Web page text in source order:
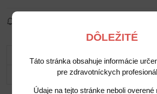
DÔLEŽITÉ
Táto stránka obsahuje informácie
pre zdravotníckych
Údaje na tejto stránke neboli overené
Potrebujete poradiť?